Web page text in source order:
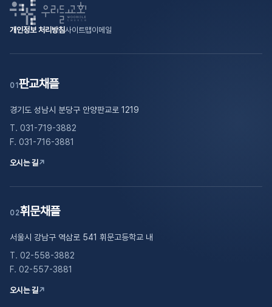
개인정보 처리방침사이트맵이메일
01 판교채플
경기도 성남시 분당구 안양판교로 1219
T. 031-719-3882
F. 031-716-3881
오시는 길↗
02휘문채플
서울시 강남구 역삼로 541 휘문고등학교 내
T. 02-558-3882
F. 02-557-3881
오시는 길↗